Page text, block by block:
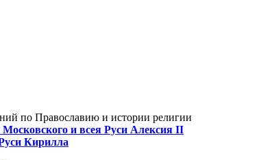
по Православию и истории религии
и всея Руси Алексия II
Кирилла